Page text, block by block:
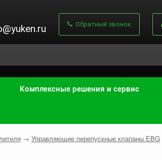
Обратный звонок
Комплексные решения и сервис
→ Управляющие перепускные клапаны EBG